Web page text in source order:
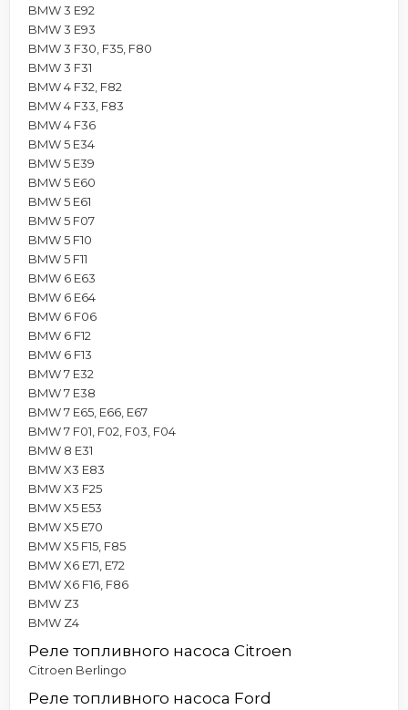
BMW 3 E92
BMW 3 E93
BMW 3 F30, F35, F80
BMW 3 F31
BMW 4 F32, F82
BMW 4 F33, F83
BMW 4 F36
BMW 5 E34
BMW 5 E39
BMW 5 E60
BMW 5 E61
BMW 5 F07
BMW 5 F10
BMW 5 F11
BMW 6 E63
BMW 6 E64
BMW 6 F06
BMW 6 F12
BMW 6 F13
BMW 7 E32
BMW 7 E38
BMW 7 E65, E66, E67
BMW 7 F01, F02, F03, F04
BMW 8 E31
BMW X3 E83
BMW X3 F25
BMW X5 E53
BMW X5 E70
BMW X5 F15, F85
BMW X6 E71, E72
BMW X6 F16, F86
BMW Z3
BMW Z4
Реле топливного насоса Citroen
Citroen Berlingo
Реле топливного насоса Ford